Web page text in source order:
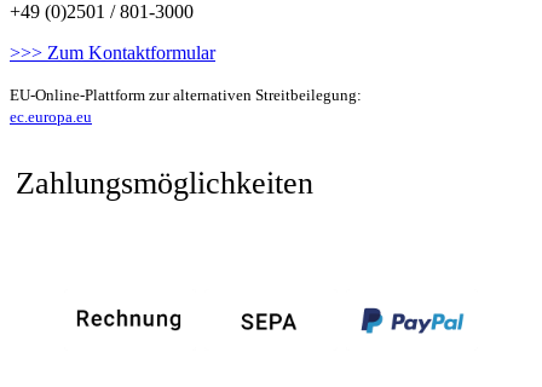
+49 (0)2501 / 801-3000
>>> Zum Kontaktformular
EU-Online-Plattform zur alternativen Streitbeilegung:
ec.europa.eu
Zahlungsmöglichkeiten